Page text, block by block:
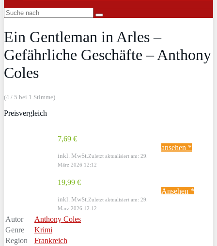
Ein Gentleman in Arles –
Gefährliche Geschäfte – Anthony
Coles
(4 / 5 bei 1 Stimme)
Preisvergleich
7,69 €
inkl. MwSt. Zuletzt aktualisiert am: 29.
März 2026 12:12
ansehen *
19,99 €
inkl. MwSt. Zuletzt aktualisiert am: 29.
März 2026 12:12
Ansehen *
Autor
Anthony Coles
Genre
Krimi
Region
Frankreich